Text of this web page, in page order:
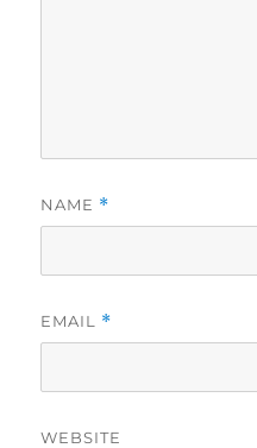
NAME *
EMAIL *
WEBSITE